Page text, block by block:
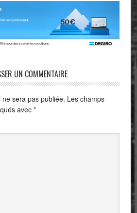
UN COMMENTAIRE
sera pas publiée. Les champs
avec *